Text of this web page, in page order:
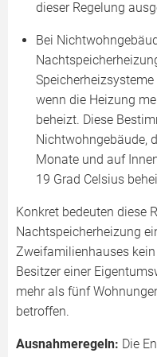
dieser Regelung
Bei
wenn die Heizung
beheizt. Diese
Nichtwohngebäude,
Monate und auf
19 Grad Celsius
Konkret bedeuten diese
Nachtspeicherheizung
Zweifamilienhauses
Besitzer einer
mehr als fünf
betroffen.
Ausnahmeregeln: Die